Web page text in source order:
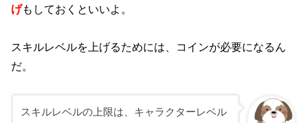
げもしておくといいよ。
スキルレベルを上げるためには、コインが必要になるん
だ。
スキルレベルの上限は、キャラクターレベル